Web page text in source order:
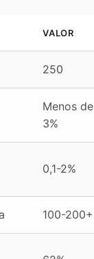
VALOR
250
Menos de
3%
0,1-2%
100-200+